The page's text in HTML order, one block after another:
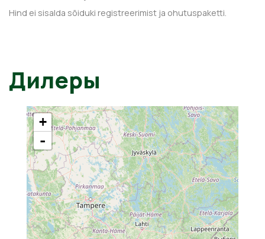
Hind ei sisalda sõiduki registreerimist ja ohutuspaketti.
Дилеры
+
-